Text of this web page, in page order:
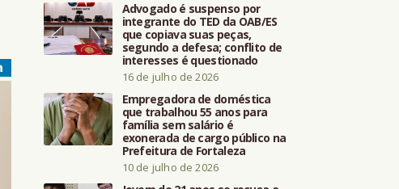
Advogado é suspenso por
integrante do TED da OAB/ES
que copiava suas peças,
segundo a defesa; conflito de
interesses é questionado
16 de julho de 2026
Empregadora de doméstica
que trabalhou 55 anos para
família sem salário é
exonerada de cargo público na
Prefeitura de Fortaleza
10 de julho de 2026